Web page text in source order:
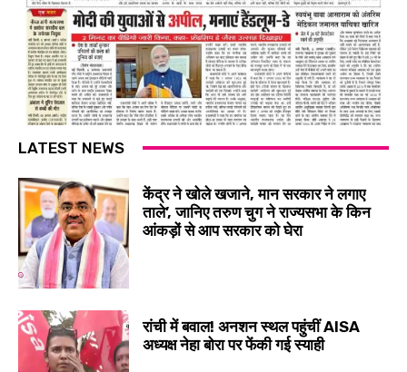
LATEST NEWS
केंद्र ने खोले खजाने, मान सरकार ने लगाए
ताले’, जानिए तरुण चुग ने राज्यसभा के किन
आंकड़ों से आप सरकार को घेरा
रांची में बवाल! अनशन स्थल पहुंचीं AISA
अध्यक्ष नेहा बोरा पर फेंकी गई स्याही